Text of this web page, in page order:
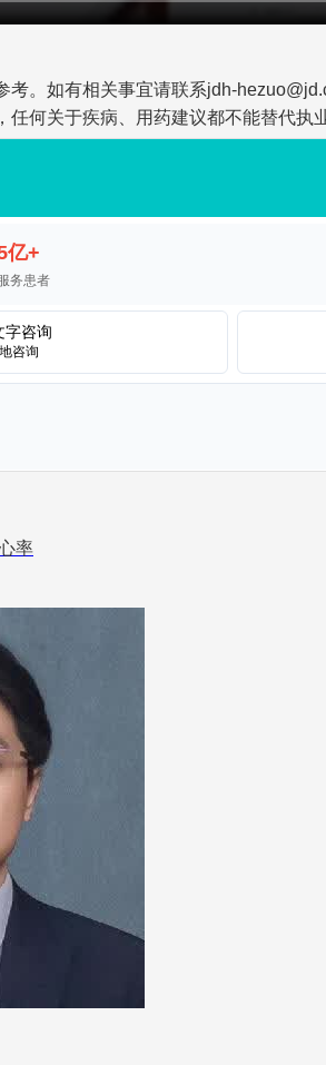
考。如有相关事宜请联系jdh-
何关于疾病、用药建议都不能替代执
亿+
务患者
字咨询
咨询
率